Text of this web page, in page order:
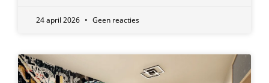
24 april 2026 Geen reacties